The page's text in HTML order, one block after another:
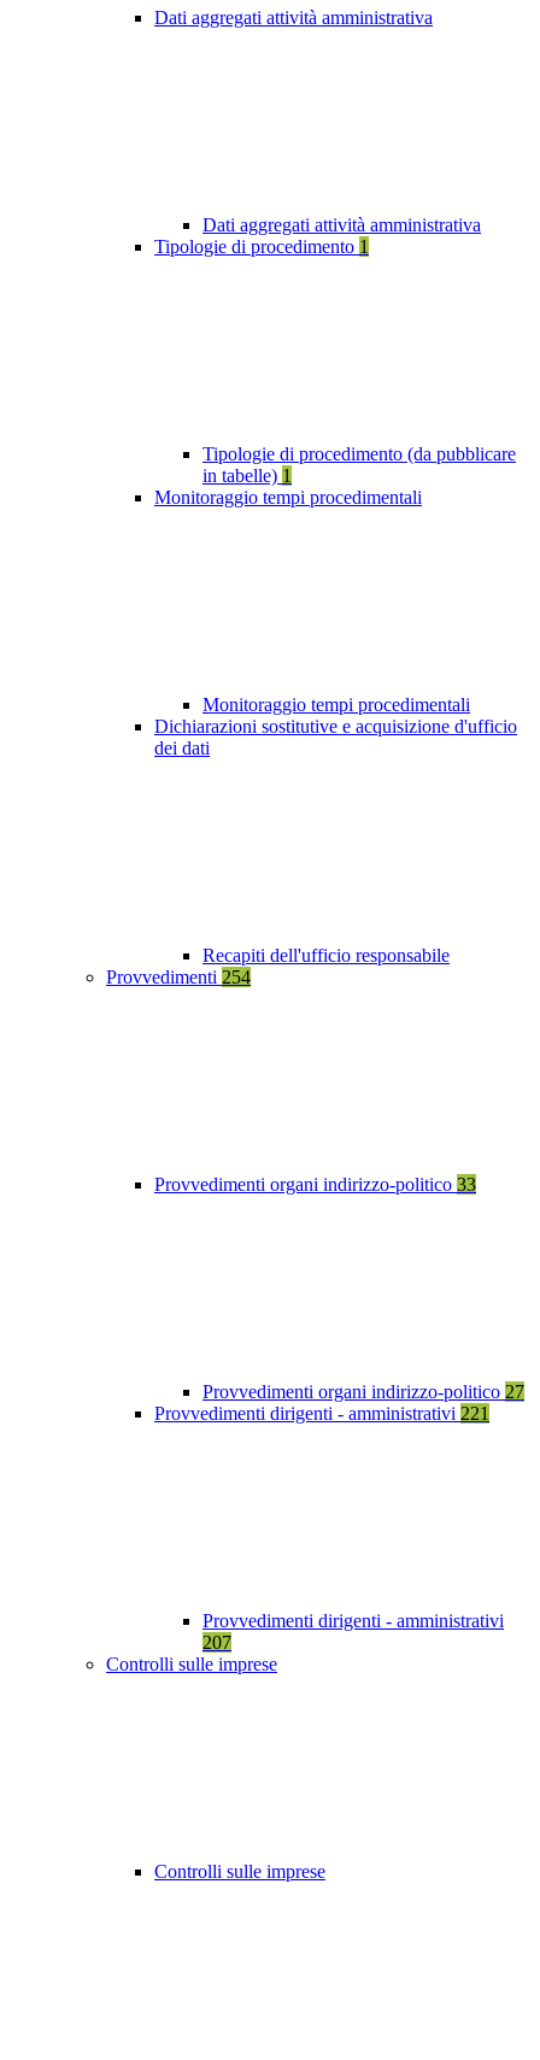
Dati aggregati attività amministrativa
Dati aggregati attività amministrativa
Tipologie di procedimento 1
Tipologie di procedimento (da pubblicare
in tabelle) 1
Monitoraggio tempi procedimentali
Monitoraggio tempi procedimentali
Dichiarazioni sostitutive e acquisizione d'ufficio
dei dati
Recapiti dell'ufficio responsabile
Provvedimenti 254
Provvedimenti organi indirizzo-politico 33
Provvedimenti organi indirizzo-politico 27
Provvedimenti dirigenti - amministrativi 221
Provvedimenti dirigenti - amministrativi
207
Controlli sulle imprese
Controlli sulle imprese